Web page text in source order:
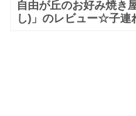
自由が丘のお好み焼き
し)」のレビュー☆子連